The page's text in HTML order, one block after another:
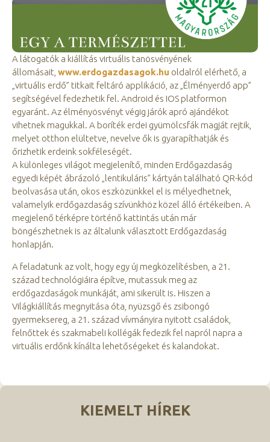
A látogatók a kiállítás virtuális tanösvényének
állomásait, www.erdogazdasagok.hu oldalról elérhető, a
„virtuális erdő” titkait feltáró applikáció, az „Élményerdő app”
segítségével fedezhetik fel. Android és IOS platformon
egyaránt. Az élményösvényt végig járók apró ajándékot
vihetnek magukkal. A boríték erdei gyümölcsfák magját rejtik,
melyet otthon elültetve, nevelve ők is gyarapíthatják és
őrizhetik erdeink sokféleségét.
A különleges világot megjelenítő, minden Erdőgazdaság
egyedi képét ábrázoló „lentikuláris” kártyán található QR-kód
beolvasása után, okos eszközünkkel el is mélyedhetnek,
valamelyik erdőgazdaság szívünkhöz közel álló értékeiben. A
megjelenő térképre történő kattintás után már
böngészhetnek is az általunk választott Erdőgazdaság
honlapján.
A feladatunk az volt, hogy egy új megközelítésben, a 21.
század technológiáira építve, mutassuk meg az
erdőgazdaságok munkáját, ami sikerült is. Hiszen a
Világkiállítás megnyitása óta, nyüzsgő és zsibongó
gyermeksereg, a 21. század vívmányira nyitott családok,
felnőttek és szakmabeli kollégák fedezik fel napról napra a
virtuális erdőnk kínálta lehetőségeket és kalandokat.
KIEMELT HÍREK